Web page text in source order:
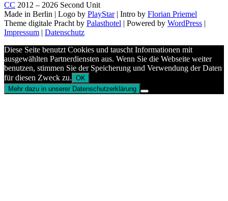
CC 2012 – 2026 Second Unit
Made in Berlin | Logo by PlayStar| Intro by Florian Priemel
Theme digitale Pracht by Palasthotel | Powered by WordPress |
Impressum | Datenschutz
Diese Seite benutzt Cookies und tauscht Informationen mit
ausgewählten Partnerdiensten aus. Wenn Sie die Webseite weiter
benutzen, stimmen Sie der Speicherung und Verwendung der Daten
für diesen Zweck zu. OK
Mehr dazu in unserer Datenschutzerklärung